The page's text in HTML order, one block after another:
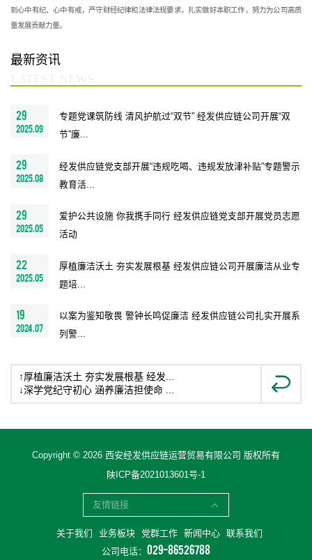
到心中有纪、心中有戒，严守财经纪律和法律法规要求，扎实做好本职工作，努力为公司高质
量发展贡献力量。
最新资讯
29
2025.09
专题党课筑防线 清风护航过“双节” 经发供应链公司开展“双
节”廉...
29
2025.08
经发供应链党支部开展“违规吃喝、违规发放津补贴”专题警示
教育活...
29
2025.05
爱护公共设施 你我携手同行 经发供应链党支部开展党员志愿
活动
22
2025.05
厚植廉洁沃土 夯实发展根基 经发供应链公司开展廉洁从业专
题培...
19
2024.07
以案为鉴知敬畏 警钟长鸣促廉洁 经发供应链公司扎实开展系
列警...
↑厚植廉洁沃土 夯实发展根基 经发...
↓深学党纪守初心 涵养廉洁担使命 ...
Copyright © 2026 西安经发供应链运营贸易有限公司 版权所有
陕ICP备2021013601号-1
友情链接
关于我们 业务板块 党群工作 新闻中心
联系我们
公司电话： 029-86526788